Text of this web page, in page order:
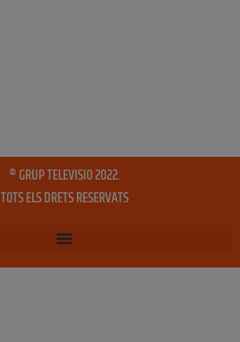
® GRUP TELEVISIO 2022.
TOTS ELS DRETS RESERVATS